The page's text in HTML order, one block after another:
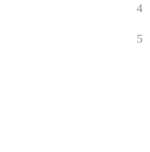
4
5